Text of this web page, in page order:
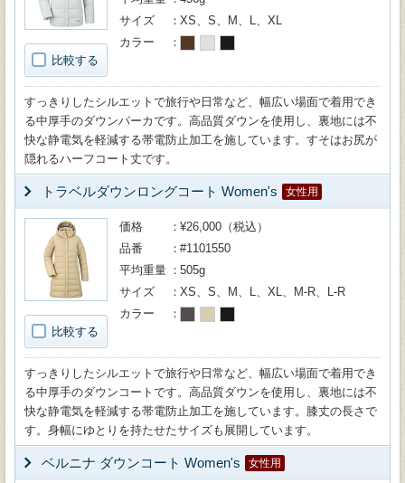
比較する
サイズ
XS、S、M、L、XL
カラー
すっきりしたシルエットで旅行や日常など、幅広い場面で着用でき
る中厚手のダウンパーカです。高品質ダウンを使用し、裏地には不
快な静電気を軽減する帯電防止加工を施しています。すそはお尻が
隠れるハーフコート丈です。
トラベルダウンロングコート Women's 女性用
比較する
価格
¥26,000（税込）
品番
#1101550
平均重量
505g
サイズ
XS、S、M、L、XL、M-R、L-R
カラー
すっきりしたシルエットで旅行や日常など、幅広い場面で着用でき
る中厚手のダウンコートです。高品質ダウンを使用し、裏地には不
快な静電気を軽減する帯電防止加工を施しています。膝丈の長さで
す。身幅にゆとりを持たせたサイズも展開しています。
ベルニナ ダウンコート Women's 女性用